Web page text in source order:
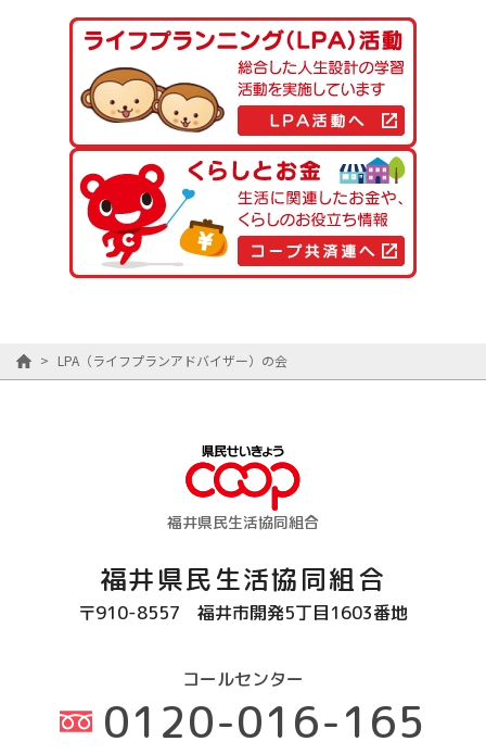
> LPA（ライフプランアドバイザー）の会
福井県民生活協同組合
福井県民生活協同組合
〒910-8557 福井市開発5丁目1603番地
コールセンター
0120-016-165